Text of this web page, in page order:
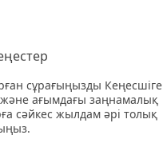
сұрағыңызды Кеңесшіге
ағымдағы заңнамалық
сәйкес жылдам әрі толық